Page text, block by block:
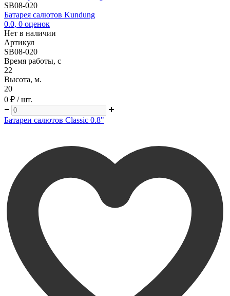
SB08-020
Батарея салютов Kundung
0.0, 0 оценок
Нет в наличии
Артикул
SB08-020
Время работы, с
22
Высота, м.
20
0 ₽ / шт.
Батареи салютов Classic 0.8"